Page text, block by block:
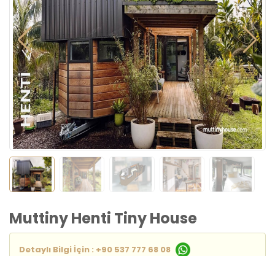
Muttiny Henti Tiny House
Detaylı Bilgi İçin : +90 537 777 68 08